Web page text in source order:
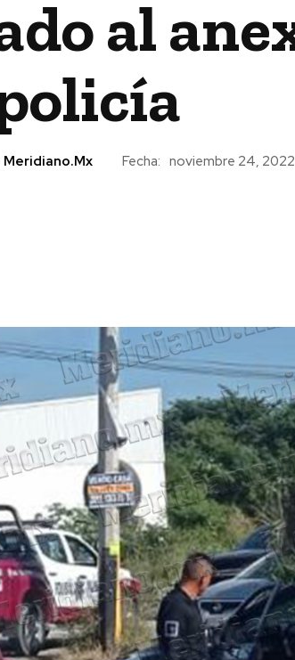
al
Meridiano.mx Fecha: noviembre 24, 2022